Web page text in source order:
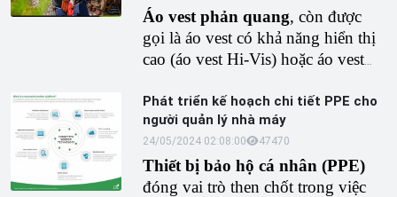
VDI2198, các bảng liệt kê các
thông số kỹ thuật đều có sẵn từ bất
kỳ nhà sản xuất nào và nhờ đó,
bạn cũng có thể hiểu liệu thiết bị có
hoạt động được hay không trong
những điều kiện nhất định.
Áo vest phản quang, còn được
gọi là áo vest có khả năng hiển thị
cao (áo vest Hi-Vis) hoặc áo vest
vệ cá nhân (PPE) được mặc để
nâng cao khả năng hiển thị của
người mặc trong điều kiện ánh
sáng yếu hoặc nguy hiểm.
Phát triển kế hoạch chi tiết PPE cho
người quản lý nhà máy
24/05/2024 02:08:00 47470
Thiết bị bảo hộ cá nhân (PPE)
đóng vai trò then chốt trong việc